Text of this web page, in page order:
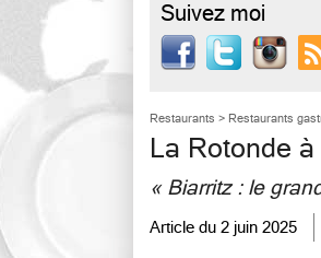
Suivez moi
Restaurants > Restaurants
La Rotonde
« Biarritz : le
Article du 2 juin 2025